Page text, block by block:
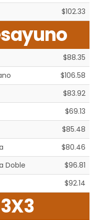
$102.33
$88.35
$106.58
$83.92
$69.13
$85.48
$80.46
Doble
$96.81
$92.14